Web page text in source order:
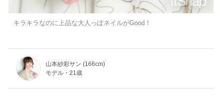
キラキラなのに上品な大人っぽネイルがGood！
山本紗彩サン (166cm)
モデル・21歳